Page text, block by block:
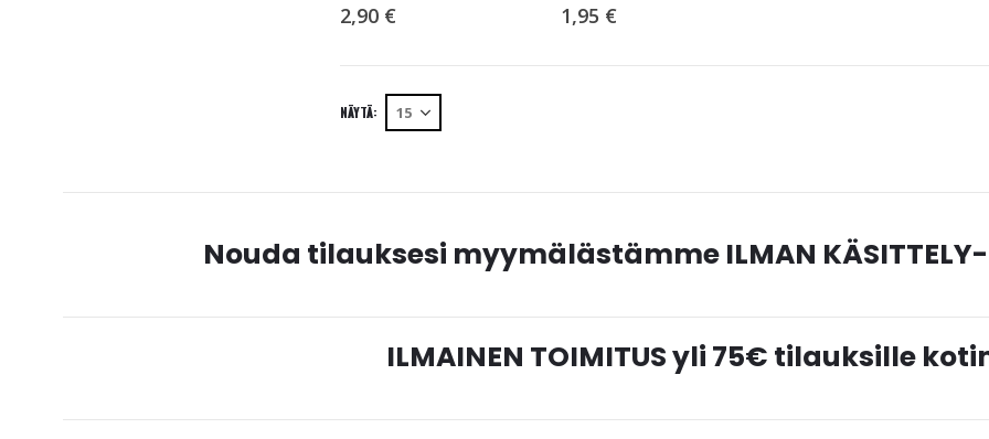
2,90 € 1,95 €
NÄYTÄ
Nouda tilauksesi myymälästämme ILMAN KÄSITTELY-
ILMAINEN TOIMITUS yli 75€ tilauksille